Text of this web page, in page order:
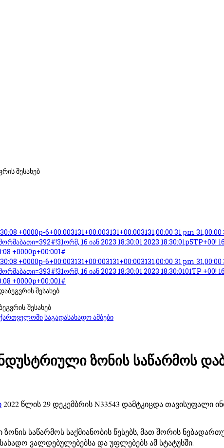
შესახებ
+0000p-6+00:003131+00:003131+00:003131,00:00 31 pm
16 იან 2023 18:30:01 2023 18:30:01p5TP+00!
+0000p+00:001#
+0000p-6+00:003131+00:003131+00:003131,00:00 31 pm
16 იან 2023 18:30:01 2023 18:30:0101TP +00!
+0000p+00:001#
შესახებ
საგადასახადო ამბები
ზონის საწარმოს
2022 წლის 29 დეკემბრის N33543 დამტკიცდა
საწარმოს საქმიანობის წესებს, მათ შორის
ვალდებულებებსა და უფლებებს ამ სტატუსში.